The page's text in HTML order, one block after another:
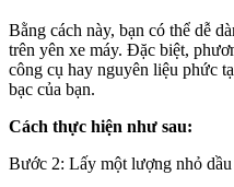
Bằng cách này, bạn có thể dễ
trên yên xe máy. Đặc biệt,
công cụ hay nguyên liệu phức
bạc của bạn.
Cách thực hiện như sau:
Bước 2: Lấy một lượng nhỏ